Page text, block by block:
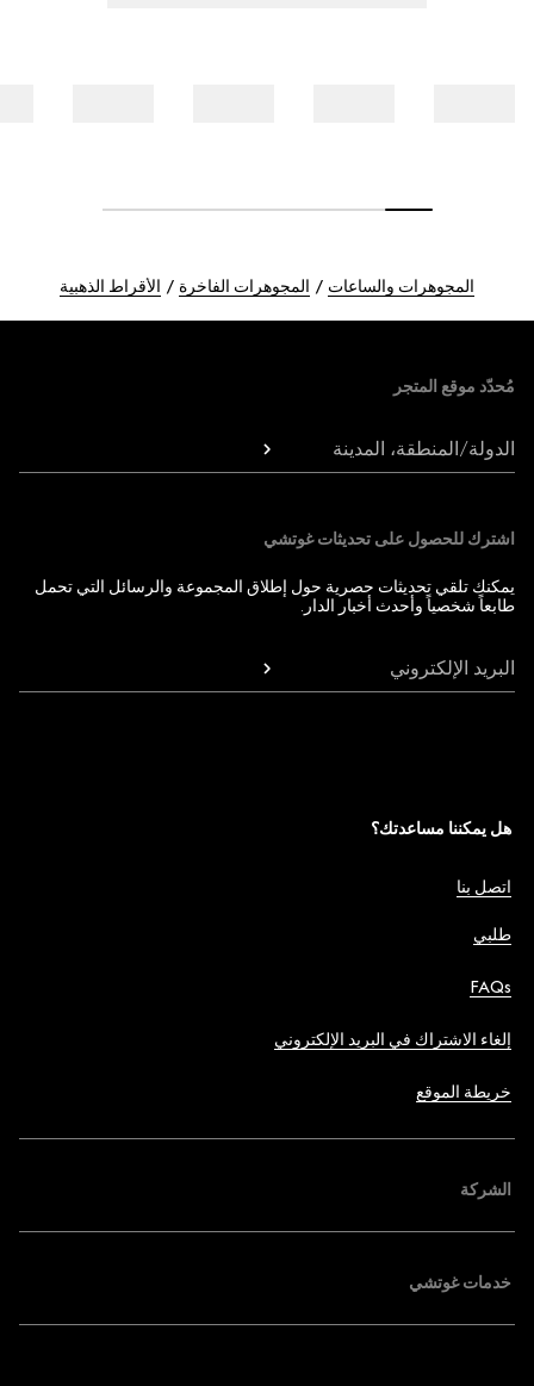
المجوهرات والساعات المجوهرات الفاخرة الأقراط الذهبية
مُحدّد موقع المتجر
الدولة/المنطقة، المدينة
اشترك للحصول على تحديثات غوتشي
يمكنك تلقي تحديثات حصرية حول إطلاق المجموعة والرسائل التي تحمل
طابعاً شخصياً وأحدث أخبار الدار.
البريد الإلكتروني
هل يمكننا مساعدتك؟
اتصل بنا
طلبي
FAQs
إلغاء الاشتراك في البريد الإلكتروني
خريطة الموقع
الشركة
خدمات غوتشي